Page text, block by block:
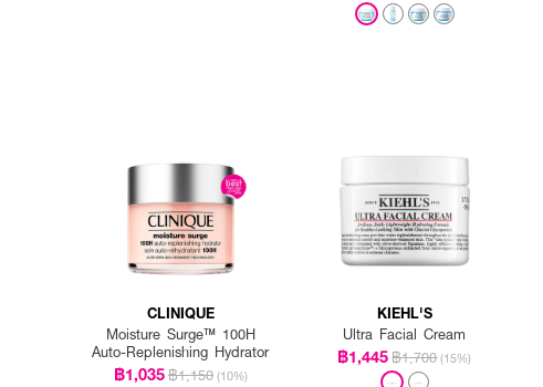
CLINIQUE
Moisture Surge™ 100H
Auto-Replenishing Hydrator
฿1,035฿1,150 (10%)
KIEHL'S
Ultra Facial Cream
฿1,445฿1,700 (15%)